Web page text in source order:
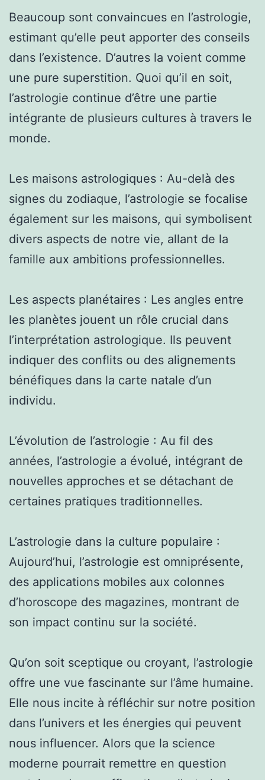
Beaucoup sont convaincues en l’astrologie,
estimant qu’elle peut apporter des conseils
dans l’existence. D’autres la voient comme
une pure superstition. Quoi qu’il en soit,
l’astrologie continue d’être une partie
intégrante de plusieurs cultures à travers le
monde.
Les maisons astrologiques : Au-delà des
signes du zodiaque, l’astrologie se focalise
également sur les maisons, qui symbolisent
divers aspects de notre vie, allant de la
famille aux ambitions professionnelles.
Les aspects planétaires : Les angles entre
les planètes jouent un rôle crucial dans
l’interprétation astrologique. Ils peuvent
indiquer des conflits ou des alignements
bénéfiques dans la carte natale d’un
individu.
L’évolution de l’astrologie : Au fil des
années, l’astrologie a évolué, intégrant de
nouvelles approches et se détachant de
certaines pratiques traditionnelles.
L’astrologie dans la culture populaire :
Aujourd’hui, l’astrologie est omniprésente,
des applications mobiles aux colonnes
d’horoscope des magazines, montrant de
son impact continu sur la société.
Qu’on soit sceptique ou croyant, l’astrologie
offre une vue fascinante sur l’âme humaine.
Elle nous incite à réfléchir sur notre position
dans l’univers et les énergies qui peuvent
nous influencer. Alors que la science
moderne pourrait remettre en question